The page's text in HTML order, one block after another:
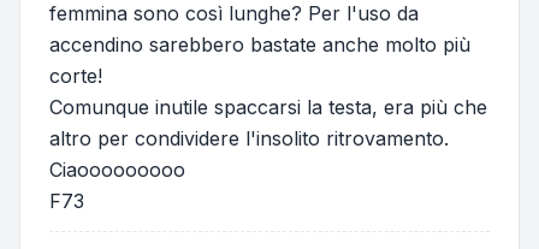
femmina sono così lunghe? Per l'uso da
accendino sarebbero bastate anche molto più
corte!
Comunque inutile spaccarsi la testa, era più che
altro per condividere l'insolito ritrovamento.
Ciaooooooooo
F73